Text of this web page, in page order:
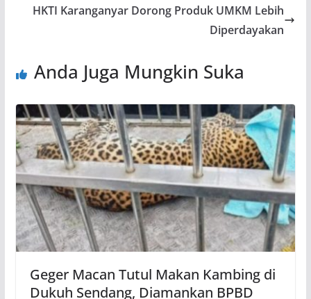
HKTI Karanganyar Dorong Produk UMKM Lebih
Diperdayakan
Anda Juga Mungkin Suka
Geger Macan Tutul Makan Kambing di
Dukuh Sendang, Diamankan BPBD